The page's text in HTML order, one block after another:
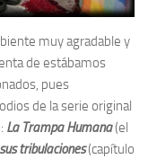
muy agradable y
de estábamos
pues
de la serie original
La Trampa Humana(el
tribulaciones(capítulo